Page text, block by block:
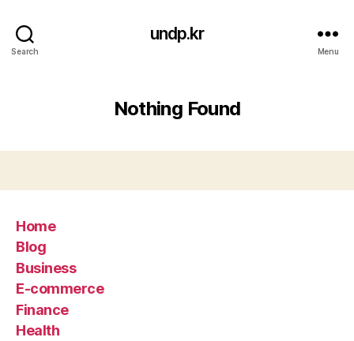
Search
undp.kr
Menu
Nothing Found
Home
Blog
Business
E-commerce
Finance
Health